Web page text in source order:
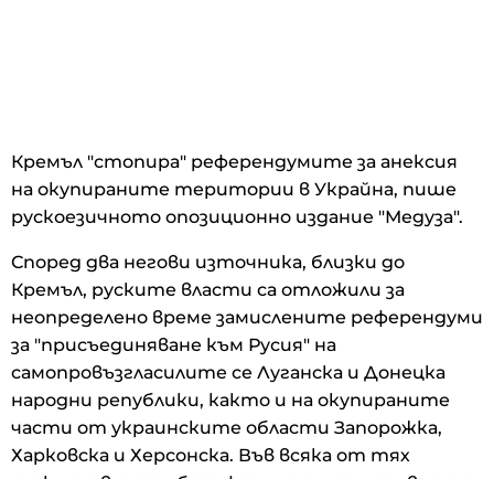
Кремъл "стопира" референдумите за анексия
на окупираните територии в Украйна, пише
рускоезичното опозиционно издание "Медуза".
Според два негови източника, близки до
Кремъл, руските власти са отложили за
неопределено време замислените референдуми
за "присъединяване към Русия" на
самопровъзгласилите се Луганска и Донецка
народни републики, както и на окупираните
части от украинските области Запорожка,
Харковска и Херсонска. Във всяка от тях